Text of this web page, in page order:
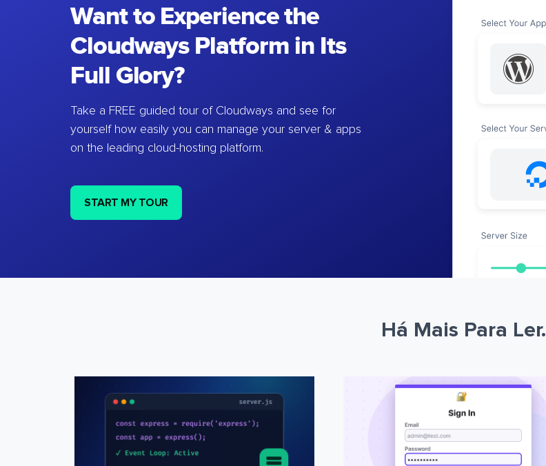
Want to Experience the
Cloudways Platform in Its
Full Glory?
Take a FREE guided tour of Cloudways and see for
yourself how easily you can manage your server & apps
on the leading cloud-hosting platform.
START MY TOUR
Há Mais Para Ler.